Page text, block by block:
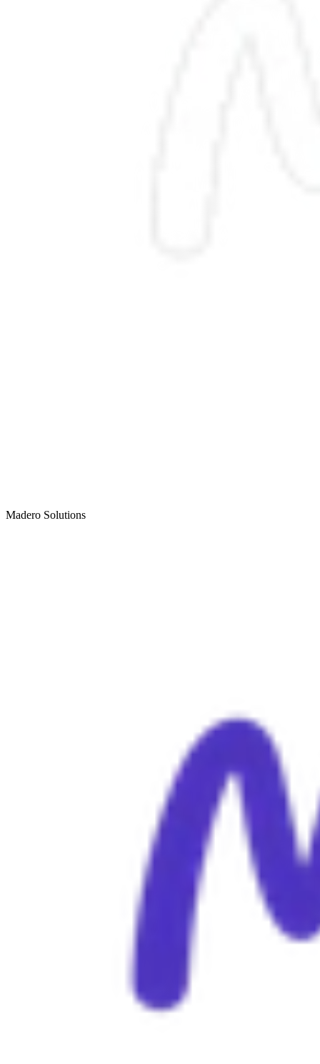
Madero Solutions